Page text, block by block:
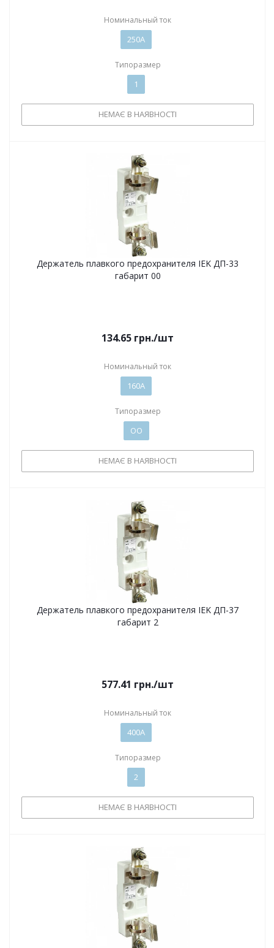
Номинальный ток
250А
Типоразмер
1
НЕМАЄ В НАЯВНОСТІ
Держатель плавкого предохранителя IEK ДП-33
габарит 00
134.65 грн./шт
Номинальный ток
160А
Типоразмер
ОО
НЕМАЄ В НАЯВНОСТІ
Держатель плавкого предохранителя IEK ДП-37
габарит 2
577.41 грн./шт
Номинальный ток
400А
Типоразмер
2
НЕМАЄ В НАЯВНОСТІ